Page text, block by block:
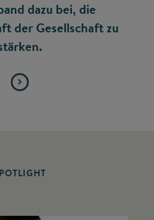
dazu bei, die
der Gesellschaft zu